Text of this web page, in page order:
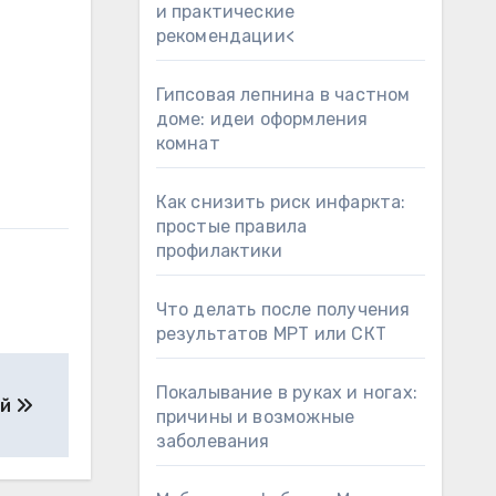
и практические
рекомендации<
Гипсовая лепнина в частном
доме: идеи оформления
комнат
Как снизить риск инфаркта:
простые правила
профилактики
Что делать после получения
результатов МРТ или СКТ
Покалывание в руках и ногах:
причины и возможные
заболевания